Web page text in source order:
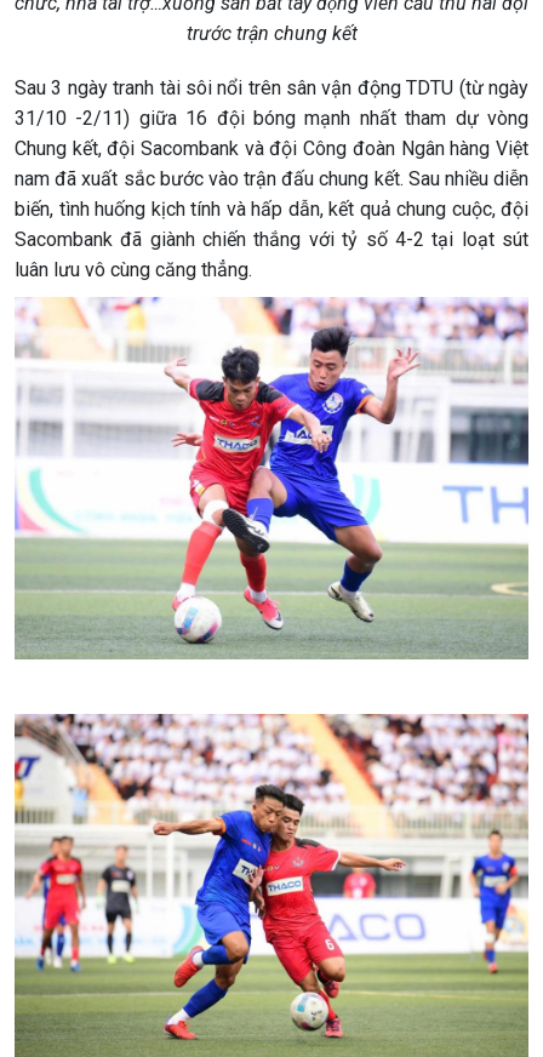
trước trận chung kết
Sau 3 ngày tranh tài sôi nổi trên sân vận động TDTU (từ ngày
31/10 -2/11) giữa 16 đội bóng mạnh nhất tham dự vòng
Chung kết, đội Sacombank và đội Công đoàn Ngân hàng Việt
nam đã xuất sắc bước vào trận đấu chung kết. Sau nhiều diễn
biến, tình huống kịch tính và hấp dẫn, kết quả chung cuộc, đội
Sacombank đã giành chiến thắng với tỷ số 4-2 tại loạt sút
luân lưu vô cùng căng thẳng.